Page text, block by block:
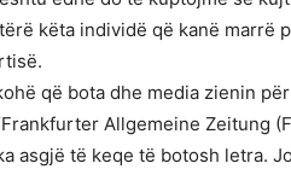
këta individë që kanë marrë
që bota dhe media zienin
Allgemeine Zeitung
asgjë të keqe të botosh letra.